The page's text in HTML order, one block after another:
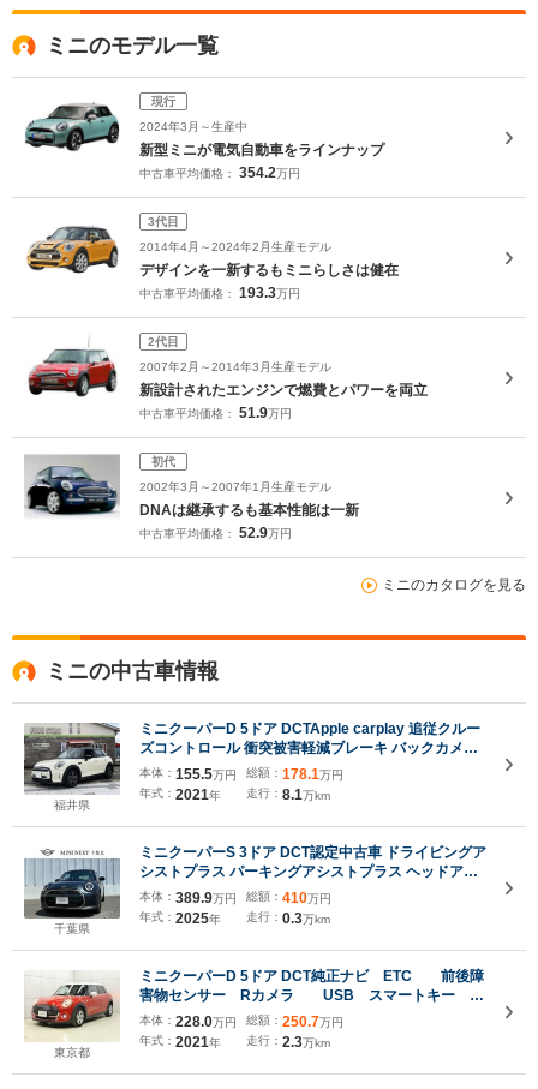
ミニのモデル一覧
現行
2024年3月～生産中
新型ミニが電気自動車をラインナップ
中古車平均価格： 354.2万円
3代目
2014年4月～2024年2月生産モデル
デザインを一新するもミニらしさは健在
中古車平均価格： 193.3万円
2代目
2007年2月～2014年3月生産モデル
新設計されたエンジンで燃費とパワーを両立
中古車平均価格： 51.9万円
初代
2002年3月～2007年1月生産モデル
DNAは継承するも基本性能は一新
中古車平均価格： 52.9万円
ミニのカタログを見る
ミニの中古車情報
福井県
ミニクーパーD 5ドア DCTApple carplay 追従クルー
ズコントロール 衝突被害軽減ブレーキ バックカメラ
パーキングセンサー ドライブレコーダー ETC
本体： 155.5万円
年式： 2021年
総額： 178.1万円
走行： 8.1万km
千葉県
ミニクーパーS 3ドア DCT認定中古車 ドライビングア
シストプラス パーキングアシストプラス ヘッドアッ
プディスプレイ 18インチAW JCWスポーツシート イ
ンテリアカメラ プライバシーガラス ETCミラー シー
トヒーター LEDライト
本体： 389.9万円
年式： 2025年
総額： 410万円
走行： 0.3万km
東京都
ミニクーパーD 5ドア DCT純正ナビ ETC 前後障
害物センサー Rカメラ USB スマートキー 純
正アルミホイール Bluetooth LEDライト
本体： 228.0万円
年式： 2021年
総額： 250.7万円
走行： 2.3万km